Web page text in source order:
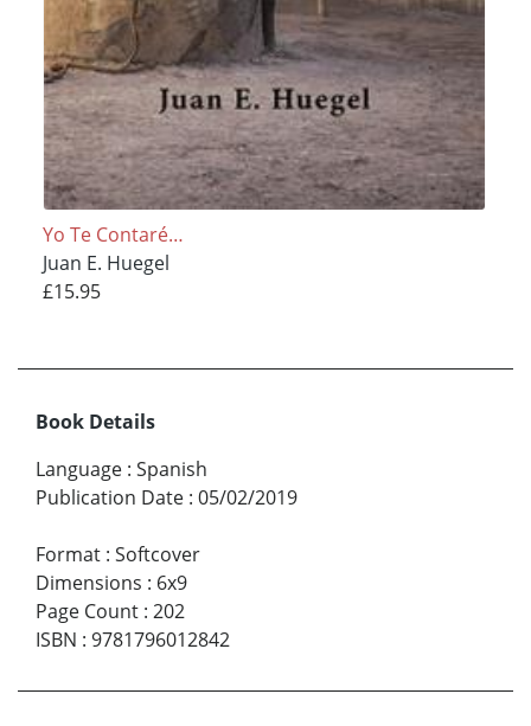
Yo Te Contaré…
Juan E. Huegel
£15.95
Book Details
Language : Spanish
Publication Date : 05/02/2019
Format : Softcover
Dimensions : 6x9
Page Count : 202
ISBN : 9781796012842